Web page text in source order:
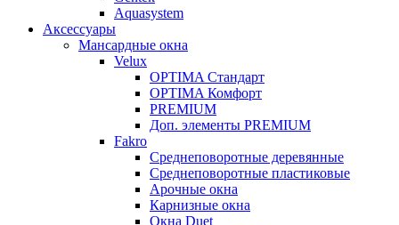
Aquasystem
Аксессуары
Мансардные окна
Velux
OPTIMA Стандарт
OPTIMA Комфорт
PREMIUM
Доп. элементы PREMIUM
Fakro
Cреднеповоротные деревянные
Cреднеповоротные пластиковые
Арочные окна
Карнизные окна
Окна Duet